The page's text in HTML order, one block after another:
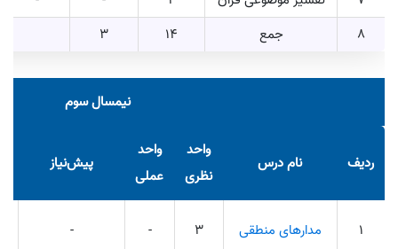
8
جمع 14
3
نیمسال سوم
ردیف نام درس
واحد
نظری
واحد
عملی
پیش‌نیاز
1 مدارهای منطقی 3
-
-